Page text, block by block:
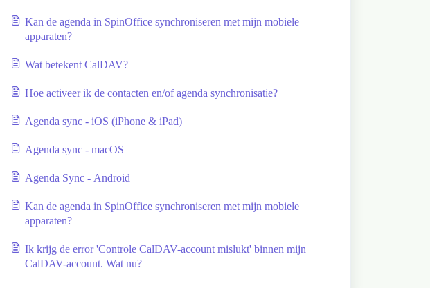
Kan de agenda in SpinOffice synchroniseren met mijn mobiele
apparaten?
Wat betekent CalDAV?
Hoe activeer ik de contacten en/of agenda synchronisatie?
Agenda sync - iOS (iPhone & iPad)
Agenda sync - macOS
Agenda Sync - Android
Kan de agenda in SpinOffice synchroniseren met mijn mobiele
apparaten?
Ik krijg de error 'Controle CalDAV-account mislukt' binnen mijn
CalDAV-account. Wat nu?